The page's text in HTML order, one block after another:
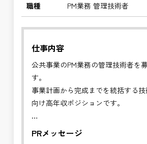
職種 PM業務 管理技術者
仕事内容
公共事業のPM業務の管理技術者を
す。
事業計画から完成までを統括する
向け高年収ポジションです。
✅PM業務（プロジェクト・マネジメ
PRメッセージ